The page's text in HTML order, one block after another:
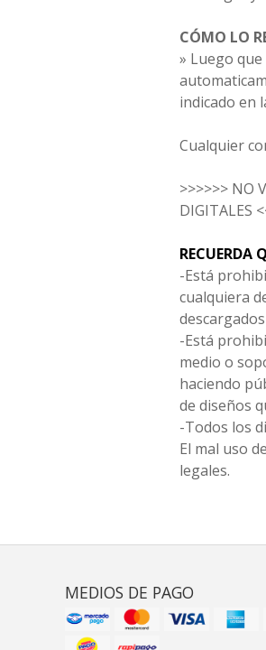
CÓMO LO
» Luego
indicado en
Cualquier
>>>>>> NO
DIGITALES
RECUERDA
-Está
cualquiera
-Está
medio o
haciendo
de diseños
-Todos los
El mal uso
legales.
MEDIOS DE PAGO